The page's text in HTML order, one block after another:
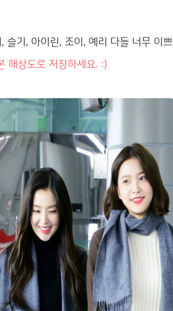
슬기, 아이린, 조이, 예리 다들 너무 이쁘
해상도로 저장하세요. :)